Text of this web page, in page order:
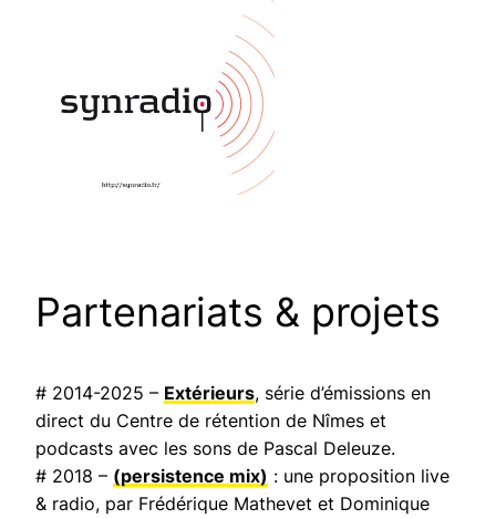
Partenariats & projets
# 2014-2025 – Extérieurs, série d’émissions en
direct du Centre de rétention de Nîmes et
podcasts avec les sons de Pascal Deleuze.
# 2018 – (persistence mix) : une proposition live
& radio, par Frédérique Mathevet et Dominique